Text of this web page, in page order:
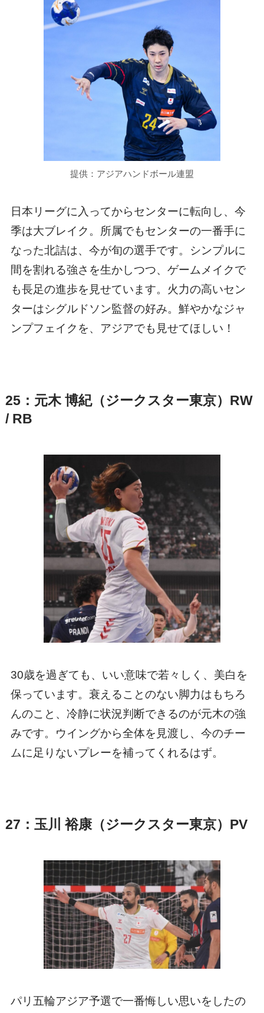
提供：アジアハンドボール連盟
日本リーグに入ってからセンターに転向し、今
季は大ブレイク。所属でもセンターの一番手に
なった北詰は、今が旬の選手です。シンプルに
間を割れる強さを生かしつつ、ゲームメイクで
も長足の進歩を見せています。火力の高いセン
ターはシグルドソン監督の好み。鮮やかなジャ
ンプフェイクを、アジアでも見せてほしい！
25：元木 博紀（ジークスター東京）RW
/ RB
30歳を過ぎても、いい意味で若々しく、美白を
保っています。衰えることのない脚力はもちろ
んのこと、冷静に状況判断できるのが元木の強
みです。ウイングから全体を見渡し、今のチー
ムに足りないプレーを補ってくれるはず。
27：玉川 裕康（ジークスター東京）PV
パリ五輪アジア予選で一番悔しい思いをしたの